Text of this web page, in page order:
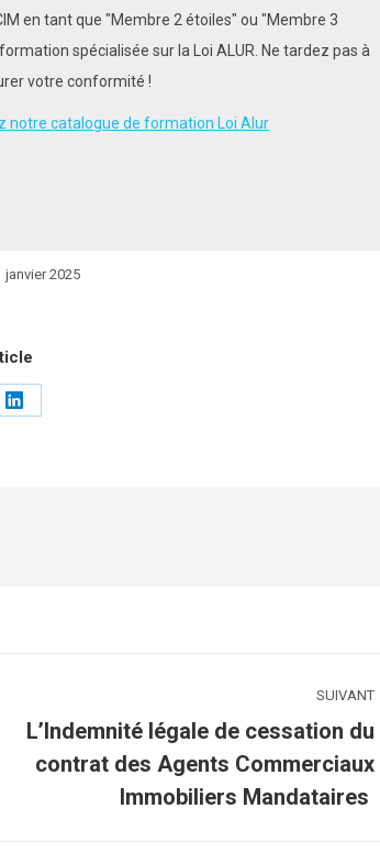
en tant que "Membre 2 étoiles" ou "Membre 3
spécialisée sur la Loi ALUR. Ne tardez pas à
votre conformité !
notre catalogue de formation Loi Alur
janvier 2025
Partager
SUIVANT
Article
L’Indemnité légale de cessation du
contrat des Agents Commerciaux
Immobiliers Mandataires